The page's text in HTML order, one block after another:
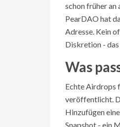
schon früher an
PearDAO hat
Adresse. Kein
Diskretion -
Was
Echte Airdrops
veröffentlicht.
Hinzufügen
Snapshot - ein